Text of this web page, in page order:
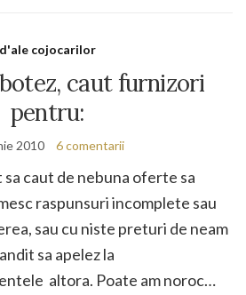
d'ale cojocarilor
caut furnizori
pentru:
2010 6 comentarii
sa caut de nebuna oferte sa
raspunsuri incomplete sau
sau cu niste preturi de neam
sa apelez la
altora. Poate am noroc…